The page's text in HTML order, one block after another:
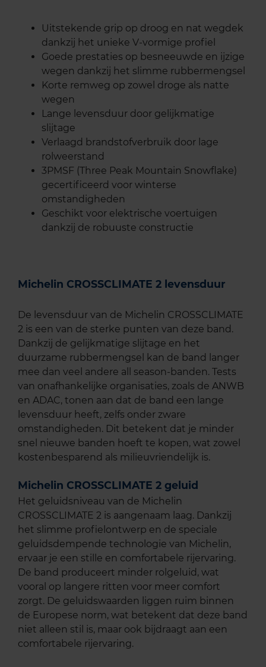
Uitstekende grip op droog en nat wegdek
dankzij het unieke V-vormige profiel
Goede prestaties op besneeuwde en ijzige
wegen dankzij het slimme rubbermengsel
Korte remweg op zowel droge als natte
wegen
Lange levensduur door gelijkmatige
slijtage
Verlaagd brandstofverbruik door lage
rolweerstand
3PMSF (Three Peak Mountain Snowflake)
gecertificeerd voor winterse
omstandigheden
Geschikt voor elektrische voertuigen
dankzij de robuuste constructie
Michelin CROSSCLIMATE 2 levensduur
De levensduur van de Michelin CROSSCLIMATE
2 is een van de sterke punten van deze band.
Dankzij de gelijkmatige slijtage en het
duurzame rubbermengsel kan de band langer
mee dan veel andere all season-banden. Tests
van onafhankelijke organisaties, zoals de ANWB
en ADAC, tonen aan dat de band een lange
levensduur heeft, zelfs onder zware
omstandigheden. Dit betekent dat je minder
snel nieuwe banden hoeft te kopen, wat zowel
kostenbesparend als milieuvriendelijk is.
Michelin CROSSCLIMATE 2 geluid
Het geluidsniveau van de Michelin
CROSSCLIMATE 2 is aangenaam laag. Dankzij
het slimme profielontwerp en de speciale
geluidsdempende technologie van Michelin,
ervaar je een stille en comfortabele rijervaring.
De band produceert minder rolgeluid, wat
vooral op langere ritten voor meer comfort
zorgt. De geluidswaarden liggen ruim binnen
de Europese norm, wat betekent dat deze band
niet alleen stil is, maar ook bijdraagt aan een
comfortabele rijervaring.